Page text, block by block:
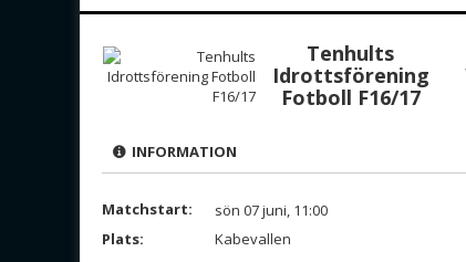
Tenhults
Idrottsförening
Fotboll F16/17
INFORMATION
Matchstart:
sön 07 juni, 11:00
Plats:
Kabevallen